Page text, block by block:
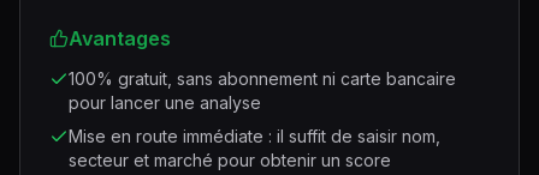
Avantages
100% gratuit, sans abonnement ni carte bancaire
pour lancer une analyse
Mise en route immédiate : il suffit de saisir nom,
secteur et marché pour obtenir un score